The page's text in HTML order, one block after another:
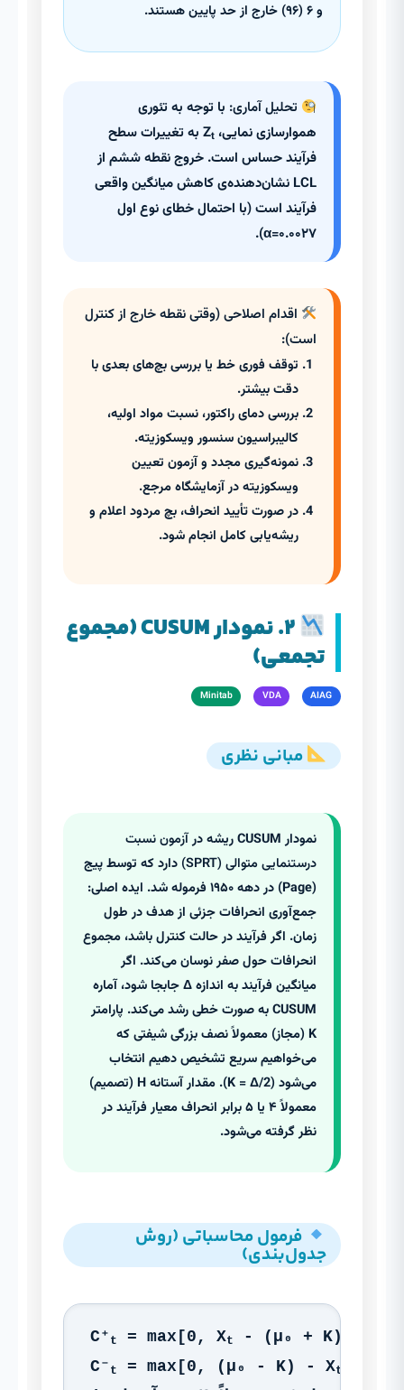
و ۶ (۹۶) خارج از حد پایین هستند.
تحلیل آماری: با توجه به تئوری
هموارسازی نمایی، Zt
به تغییرات سطح
فرآیند حساس است. خروج نقطه ششم از
LCL نشان‌دهنده‌ی کاهش میانگین واقعی
فرآیند است (با احتمال خطای نوع اول
α=۰.۰۰۲۷).
اقدام اصلاحی (وقتی نقطه خارج از کنترل
است):
توقف فوری خط یا بررسی بچ‌های بعدی با
دقت بیشتر.
بررسی دمای راکتور، نسبت مواد اولیه،
کالیبراسیون سنسور ویسکوزیته.
نمونه‌گیری مجدد و آزمون تعیین
ویسکوزیته در آزمایشگاه مرجع.
در صورت تأیید انحراف، بچ مردود اعلام و
ریشه‌یابی کامل انجام شود.
۲. نمودار CUSUM (مجموع
تجمعی)
AIAG
VDA
Minitab
مبانی نظری
نمودار CUSUM ریشه در
آزمون نسبت
درستنمایی متوالی (SPRT)
دارد که توسط پیج
(Page) در دهه ۱۹۵۰ فرموله شد. ایده اصلی:
جمع‌آوری انحرافات جزئی از هدف در طول
زمان. اگر فرآیند در حالت کنترل باشد، مجموع
انحرافات حول صفر نوسان می‌کند. اگر
میانگین فرآیند به اندازه Δ جابجا شود، آماره
CUSUM به صورت خطی رشد می‌کند. پارامتر
K (مجاز) معمولاً نصف بزرگی شیفتی که
می‌خواهیم سریع تشخیص دهیم انتخاب
می‌شود (K = Δ/2). مقدار آستانه H (تصمیم)
معمولاً ۴ یا ۵ برابر انحراف معیار فرآیند در
نظر گرفته می‌شود.
فرمول محاسباتی (روش
جدول‌بندی)
C⁺ t = max[0, Xt - (μ₀ + K) + C⁺
C⁻ t = max[0, (μ₀ - K) - Xt